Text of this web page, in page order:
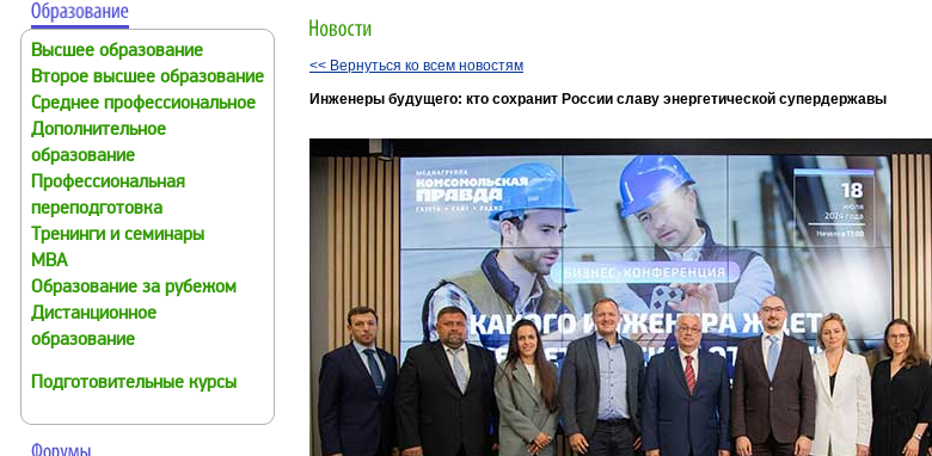
Высшее образование
Второе высшее образование
Среднее профессиональное
Дополнительное
образование
Профессиональная
переподготовка
Тренинги и семинары
MBA
Образование за рубежом
Дистанционное
образование
Подготовительные курсы
<< Вернуться ко всем новостям
Инженеры будущего: кто сохранит России славу энергетической супердержавы